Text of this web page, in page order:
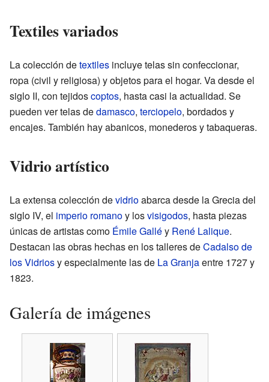
Textiles variados
La colección detextiles incluye telas sin confeccionar,
ropa (civil y religiosa) y objetos para el hogar. Va desde el
siglo II, con tejidoscoptos, hasta casi la actualidad. Se
pueden ver telas dedamasco, terciopelo, bordados y
encajes. También hay abanicos, monederos y tabaqueras.
Vidrio artístico
La extensa colección devidrioabarca desde la Grecia del
siglo IV, el imperio romanoy losvisigodos, hasta piezas
únicas de artistas como Émile Galléy René Lalique.
Destacan las obras hechas en los talleres deCadalso de
los Vidriosy especialmente las de La Granjaentre 1727 y
1823.
Galería de imágenes